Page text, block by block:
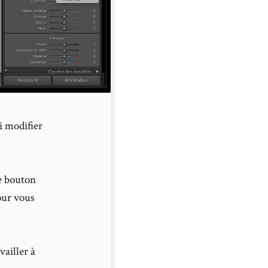
modifier
bouton
vous
à